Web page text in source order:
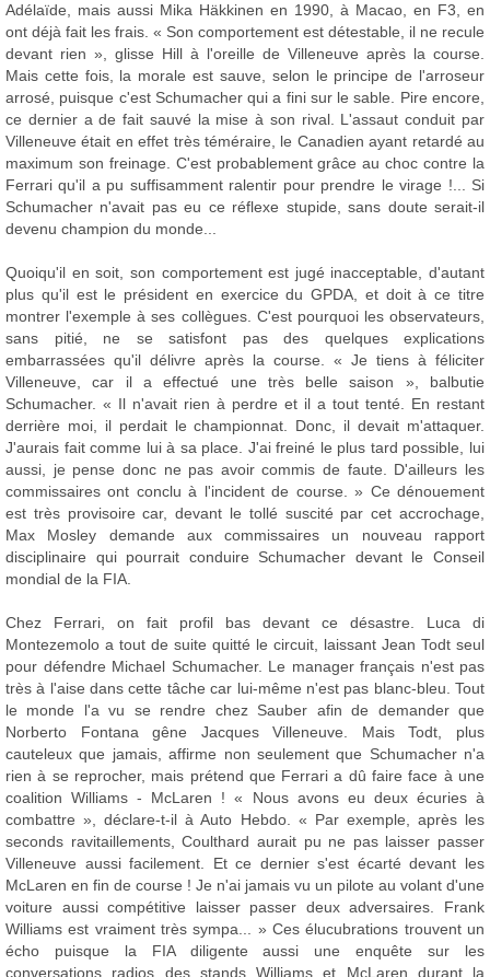
Adélaïde, mais aussi Mika Häkkinen en 1990, à Macao, en F3, en
ont déjà fait les frais. « Son comportement est détestable, il ne recule
devant rien », glisse Hill à l'oreille de Villeneuve après la course.
Mais cette fois, la morale est sauve, selon le principe de l'arroseur
arrosé, puisque c'est Schumacher qui a fini sur le sable. Pire encore,
ce dernier a de fait sauvé la mise à son rival. L'assaut conduit par
Villeneuve était en effet très téméraire, le Canadien ayant retardé au
maximum son freinage. C'est probablement grâce au choc contre la
Ferrari qu'il a pu suffisamment ralentir pour prendre le virage !... Si
Schumacher n'avait pas eu ce réflexe stupide, sans doute serait-il
devenu champion du monde...
Quoiqu'il en soit, son comportement est jugé inacceptable, d'autant
plus qu'il est le président en exercice du GPDA, et doit à ce titre
montrer l'exemple à ses collègues. C'est pourquoi les observateurs,
sans pitié, ne se satisfont pas des quelques explications
embarrassées qu'il délivre après la course. « Je tiens à féliciter
Villeneuve, car il a effectué une très belle saison », balbutie
Schumacher. « Il n'avait rien à perdre et il a tout tenté. En restant
derrière moi, il perdait le championnat. Donc, il devait m'attaquer.
J'aurais fait comme lui à sa place. J'ai freiné le plus tard possible, lui
aussi, je pense donc ne pas avoir commis de faute. D'ailleurs les
commissaires ont conclu à l'incident de course. » Ce dénouement
est très provisoire car, devant le tollé suscité par cet accrochage,
Max Mosley demande aux commissaires un nouveau rapport
disciplinaire qui pourrait conduire Schumacher devant le Conseil
mondial de la FIA.
Chez Ferrari, on fait profil bas devant ce désastre. Luca di
Montezemolo a tout de suite quitté le circuit, laissant Jean Todt seul
pour défendre Michael Schumacher. Le manager français n'est pas
très à l'aise dans cette tâche car lui-même n'est pas blanc-bleu. Tout
le monde l'a vu se rendre chez Sauber afin de demander que
Norberto Fontana gêne Jacques Villeneuve. Mais Todt, plus
cauteleux que jamais, affirme non seulement que Schumacher n'a
rien à se reprocher, mais prétend que Ferrari a dû faire face à une
coalition Williams - McLaren ! « Nous avons eu deux écuries à
combattre », déclare-t-il à Auto Hebdo. « Par exemple, après les
seconds ravitaillements, Coulthard aurait pu ne pas laisser passer
Villeneuve aussi facilement. Et ce dernier s'est écarté devant les
McLaren en fin de course ! Je n'ai jamais vu un pilote au volant d'une
voiture aussi compétitive laisser passer deux adversaires. Frank
Williams est vraiment très sympa... » Ces élucubrations trouvent un
écho puisque la FIA diligente aussi une enquête sur les
conversations radios des stands Williams et McLaren durant la